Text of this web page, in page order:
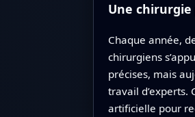
Une chirurgie
Chaque année,
chirurgiens
précises, mais
travail d’experts.
artificielle pour